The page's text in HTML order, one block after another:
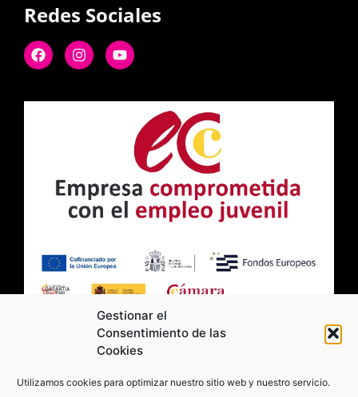
Gestionar el
Consentimiento de las
Cookies
Utilizamos cookies para optimizar nuestro sitio web y nuestro servicio.
Redes Sociales
2026 Moviltick technologies. Todos los